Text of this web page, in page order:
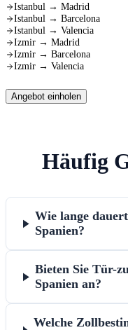
Istanbul → Madrid
Istanbul → Barcelona
Istanbul → Valencia
Izmir → Madrid
Izmir → Barcelona
Izmir → Valencia
Angebot einholen
Häufig
Wie lange
Spanien?
Bieten Sie Tür-
Spanien an?
Welche